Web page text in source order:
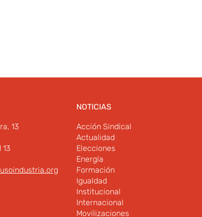
13
13
NOTICIAS
Acción Sindical
Actualidad
Elecciones
Energía
Formación
Igualdad
Institucional
Internacional
Movilizaciones